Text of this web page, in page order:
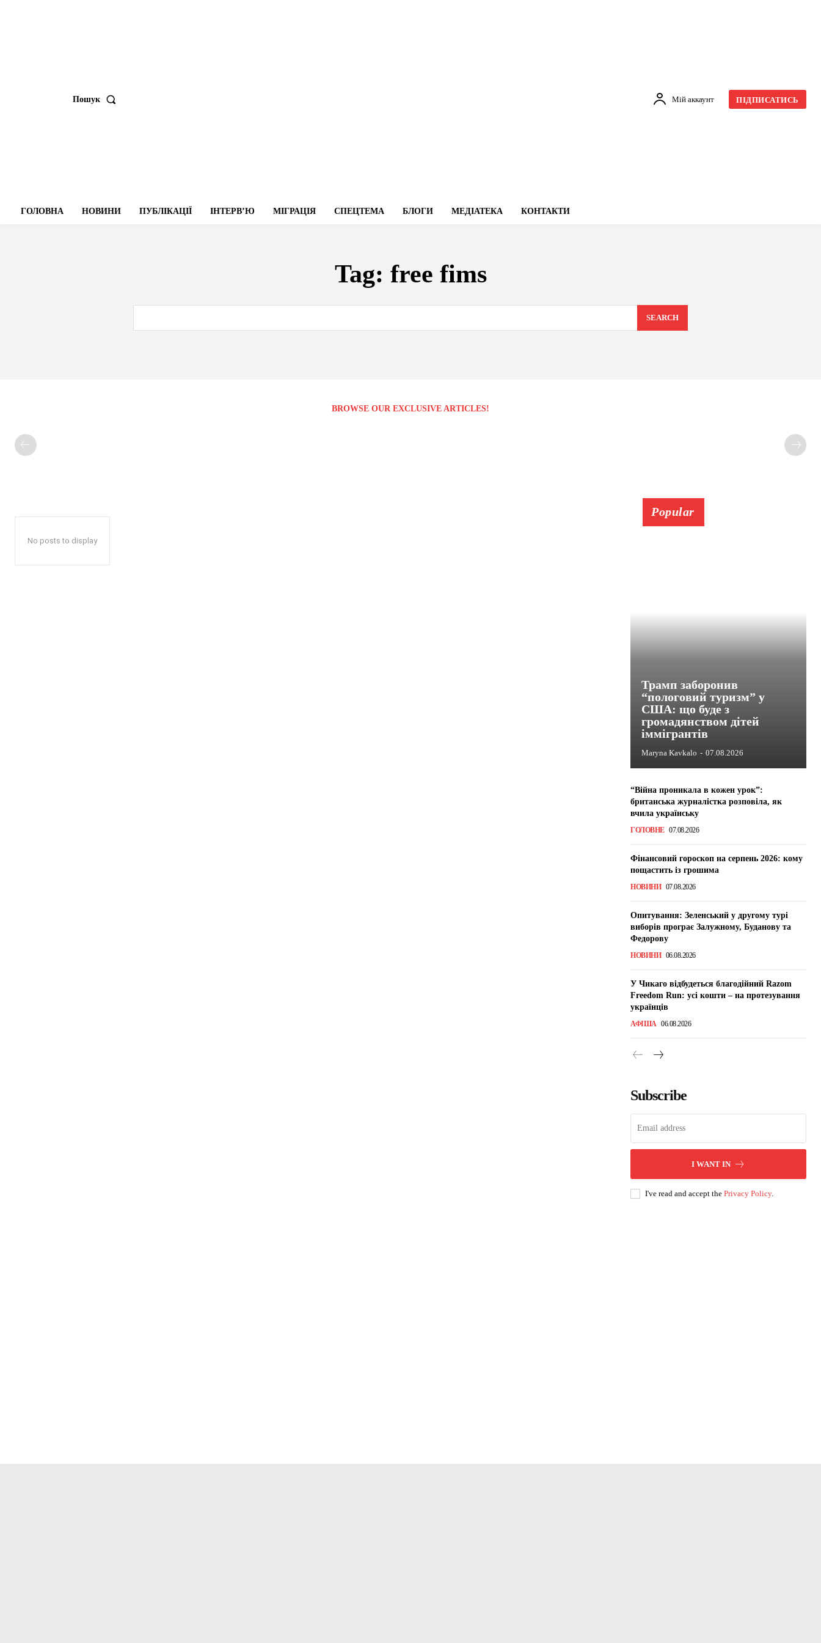
Пошук Мій аккаунт ПІДПИСАТИСЬ
ГОЛОВНА НОВИНИ ПУБЛІКАЦІЇ ІНТЕРВʼЮ МІГРАЦІЯ СПЕЦТЕМА БЛОГИ МЕДІАТЕКА КОНТАКТИ
Tag: free fims
SEARCH
BROWSE OUR EXCLUSIVE ARTICLES!
No posts to display
Popular
Трамп заборонив
“пологовий туризм” у
США: що буде з
громадянством дітей
іммігрантів
Maryna Kavkalo - 07.08.2026
“Війна проникала в кожен урок”:
британська журналістка розповіла, як
вчила українську
ГОЛОВНЕ 07.08.2026
Фінансовий гороскоп на серпень 2026: кому
пощастить із грошима
НОВИНИ 07.08.2026
Опитування: Зеленський у другому турі
виборів програє Залужному, Буданову та
Федорову
НОВИНИ 06.08.2026
У Чикаго відбудеться благодійний Razom
Freedom Run: усі кошти – на протезування
українців
АФІША 06.08.2026
Subscribe
I WANT IN
I've read and accept the Privacy Policy.